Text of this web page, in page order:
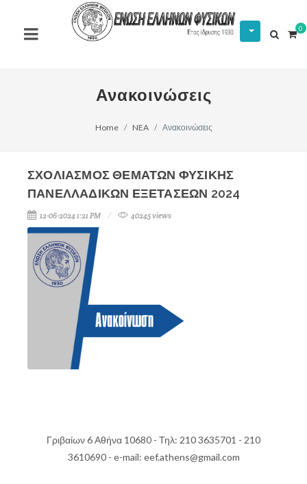
0
Ανακοινώσεις
Home NEA Ανακοινώσεις
ΣΧΟΛΙΑΣΜΟΣ ΘΕΜΑΤΩΝ ΦΥΣΙΚΗΣ
ΠΑΝΕΛΛΑΔΙΚΩΝ ΕΞΕΤΑΣΕΩΝ 2024
12-06-2024 1:21 PM 40245 views
Γριβαίων 6 Αθήνα 10680 - Τηλ: 210 3635701 - 210
3610690 - e-mail: eef.athens@gmail.com